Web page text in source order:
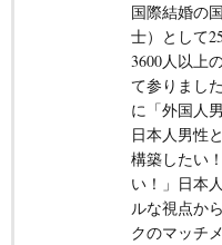
国際結婚の
士）として
3600人以上
て参りまし
に「外国人
日本人男性
構築したい
い！」日本
ルな視点か
クのマッチ